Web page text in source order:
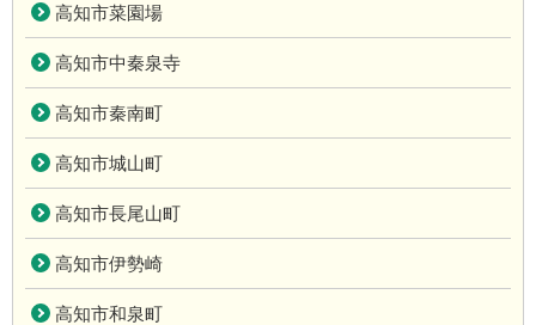
高知市菜園場
高知市中秦泉寺
高知市秦南町
高知市城山町
高知市長尾山町
高知市伊勢崎
高知市和泉町